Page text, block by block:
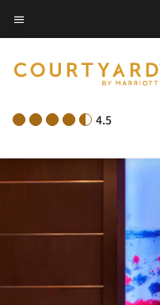
Skip
to
content
菜单文本
4.5